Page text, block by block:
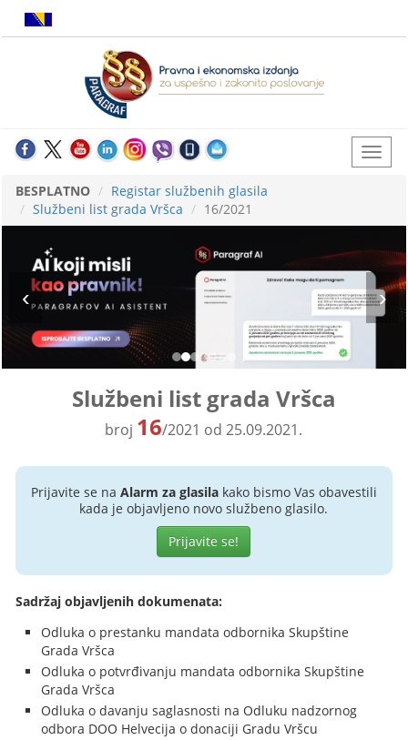
BESPLATNO
Registar službenih glasila
Službeni list grada Vršca
16/2021
Službeni list grada Vršca
broj 16/2021 od 25.09.2021.
Prijavite se na Alarm za glasilakako bismo Vas obavestili
kada je objavljeno novo službeno glasilo.
Prijavite se!
Sadržaj objavljenih dokumenata:
Odluka o prestanku mandata odbornika Skupštine
Grada Vršca
Odluka o potvrđivanju mandata odbornika Skupštine
Grada Vršca
Odluka o davanju saglasnosti na Odluku nadzornog
odbora DOO Helvecija o donaciji Gradu Vršcu